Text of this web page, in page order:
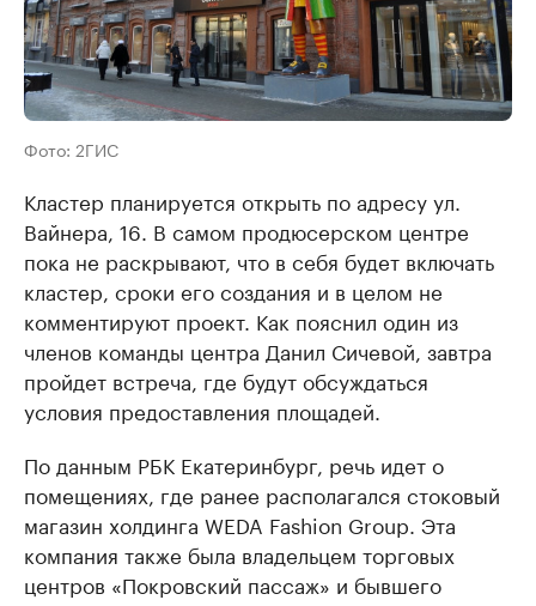
Фото: 2ГИС
Кластер планируется открыть по адресу ул.
Вайнера, 16. В самом продюсерском центре
пока не раскрывают, что в себя будет включать
кластер, сроки его создания и в целом не
комментируют проект. Как пояснил один из
членов команды центра Данил Сичевой, завтра
пройдет встреча, где будут обсуждаться
условия предоставления площадей.
По данным РБК Екатеринбург, речь идет о
помещениях, где ранее располагался стоковый
магазин холдинга WEDA Fashion Group. Эта
компания также была владельцем торговых
центров «Покровский пассаж» и бывшего